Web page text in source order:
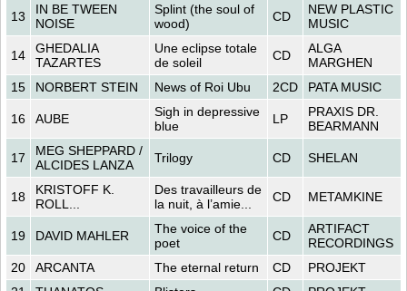
13
IN BE TWEEN
NOISE
Splint (the soul of
wood)
CD
NEW PLASTIC
MUSIC
14
GHEDALIA
TAZARTES
Une eclipse totale
de soleil
CD
ALGA
MARGHEN
15
NORBERT STEIN News of Roi Ubu 2CD PATA MUSIC
16 AUBE
Sigh in depressive
blue
LP
PRAXIS DR.
BEARMANN
17
MEG SHEPPARD /
ALCIDES LANZA
Trilogy CD SHELAN
18
KRISTOFF K.
ROLL...
Des travailleurs de
la nuit, à l’amie...
CD METAMKINE
19 DAVID MAHLER
The voice of the
poet
CD
ARTIFACT
RECORDINGS
20
ARCANTA The eternal return CD
PROJEKT